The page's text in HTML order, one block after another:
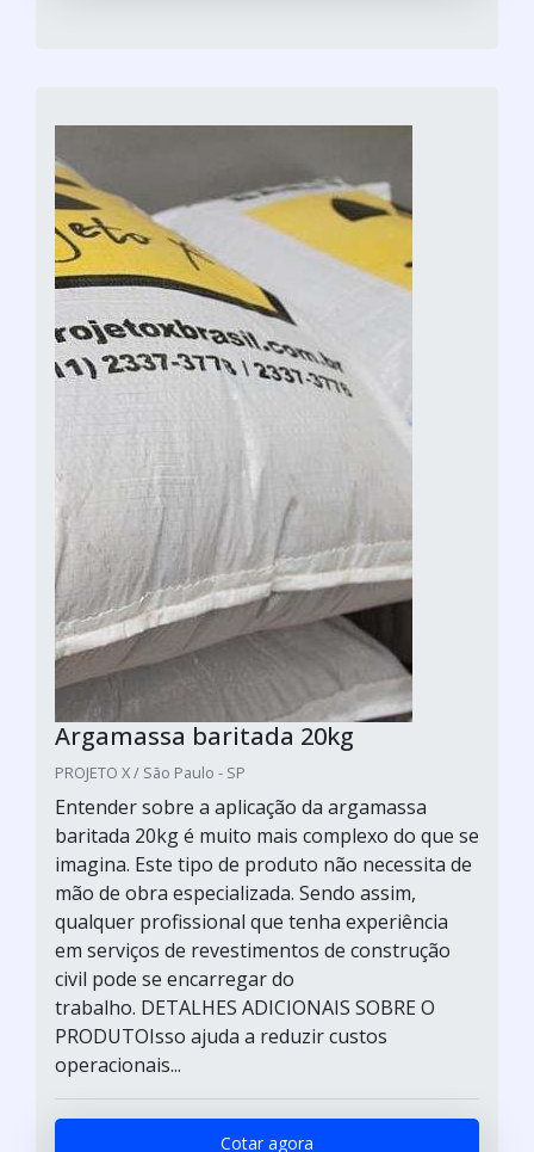
Argamassa baritada 20kg
PROJETO X / São Paulo - SP
Entender sobre a aplicação da argamassa
baritada 20kg é muito mais complexo do que se
imagina. Este tipo de produto não necessita de
mão de obra especializada. Sendo assim,
qualquer profissional que tenha experiência
em serviços de revestimentos de construção
civil pode se encarregar do
trabalho. DETALHES ADICIONAIS SOBRE O
PRODUTOIsso ajuda a reduzir custos
operacionais...
Cotar agora